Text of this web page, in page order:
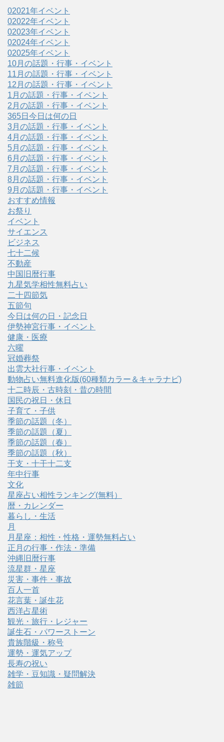
02021年イベント
02022年イベント
02023年イベント
02024年イベント
02025年イベント
10月の話題・行事・イベント
11月の話題・行事・イベント
12月の話題・行事・イベント
1月の話題・行事・イベント
2月の話題・行事・イベント
365日今日は何の日
3月の話題・行事・イベント
4月の話題・行事・イベント
5月の話題・行事・イベント
6月の話題・行事・イベント
7月の話題・行事・イベント
8月の話題・行事・イベント
9月の話題・行事・イベント
おすすめ情報
お祭り
イベント
サイエンス
ビジネス
七十二候
不動産
中国旧暦行事
九星気学相性無料占い
二十四節気
五節句
今日は何の日・記念日
伊勢神宮行事・イベント
健康・医療
六曜
冠婚葬祭
出雲大社行事・イベント
動物占い無料進化版(60種類カラー＆キャラナビ)
十二時辰・古時刻・昔の時間
国民の祝日・休日
子育て・子供
季節の話題（冬）
季節の話題（夏）
季節の話題（春）
季節の話題（秋）
干支・十干十二支
年中行事
文化
星座占い相性ランキング(無料）
暦・カレンダー
暮らし・生活
月
月星座：相性・性格・運勢無料占い
正月の行事・作法・準備
沖縄旧暦行事
流星群・星座
災害・事件・事故
百人一首
花言葉・誕生花
西洋占星術
観光・旅行・レジャー
誕生石・パワーストーン
貴族階級・称号
運勢・運気アップ
長寿の祝い
雑学・豆知識・疑問解決
雑節